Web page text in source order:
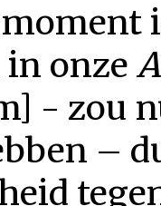
in onze
- zou
–